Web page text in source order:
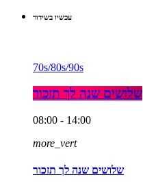
עכשיו בשידור
70s/80s/90s
שלושים שנה לך תזכור
08:00 - 14:00
more_vert
שלושים שנה לך תזכור